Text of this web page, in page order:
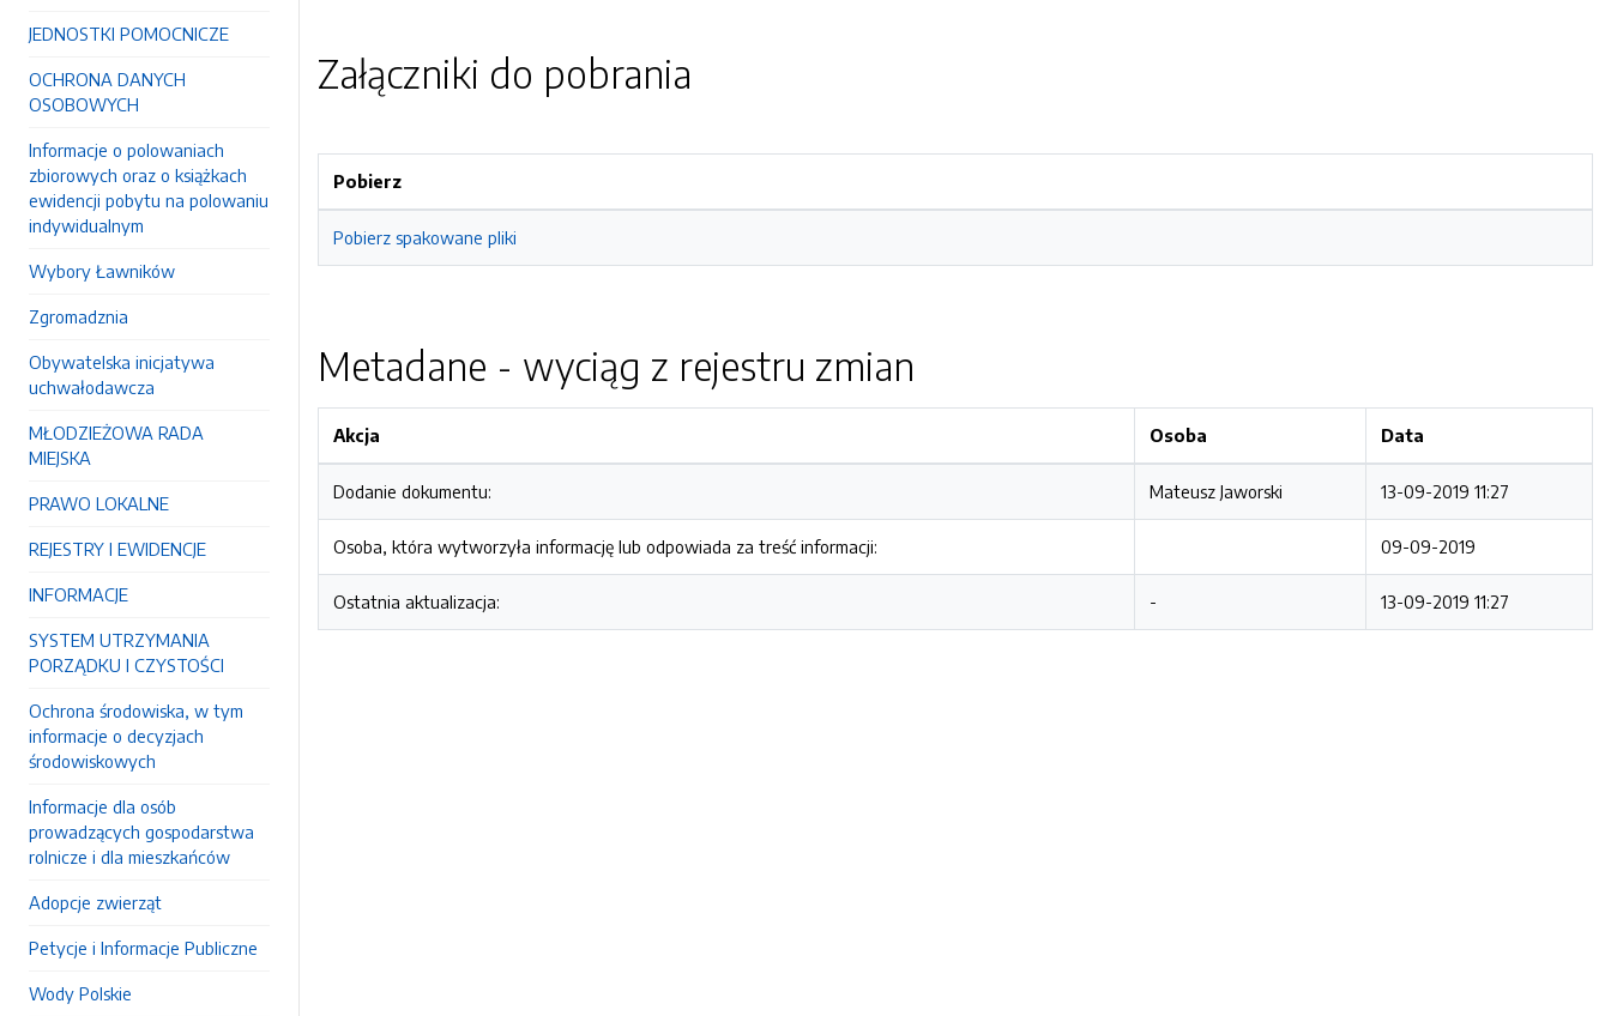
JEDNOSTKI POMOCNICZE
OCHRONA DANYCH
OSOBOWYCH
Informacje o polowaniach
zbiorowych oraz o książkach
ewidencji pobytu na polowaniu
indywidualnym
Wybory Ławników
Zgromadznia
Obywatelska inicjatywa
uchwałodawcza
MŁODZIEŻOWA RADA
MIEJSKA
PRAWO LOKALNE
REJESTRY I EWIDENCJE
INFORMACJE
SYSTEM UTRZYMANIA
PORZĄDKU I CZYSTOŚCI
Ochrona środowiska, w tym
informacje o decyzjach
środowiskowych
Informacje dla osób
prowadzących gospodarstwa
rolnicze i dla mieszkańców
Adopcje zwierząt
Petycje i Informacje Publiczne
Wody Polskie
Załączniki do pobrania
Pobierz
Pobierz spakowane pliki
Metadane - wyciąg z rejestru zmian
Akcja Osoba Data
Dodanie dokumentu: Mateusz Jaworski 13-09-2019 11:27
Osoba, która wytworzyła informację lub odpowiada za treść informacji: 09-09-2019
Ostatnia aktualizacja: - 13-09-2019 11:27